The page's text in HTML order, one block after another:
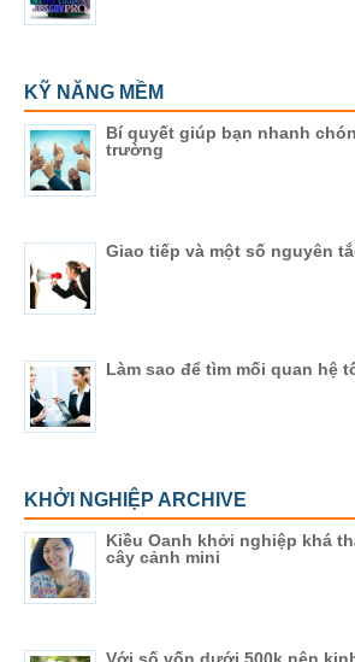
KỸ NĂNG MỀM
Bí quyết giúp bạn nhanh
trường
Giao tiếp và một số nguyên
Làm sao để tìm mối quan hệ
KHỞI NGHIỆP ARCHIVE
Kiều Oanh khởi nghiệp khá
cây cảnh mini
Với số vốn dưới 500k nên